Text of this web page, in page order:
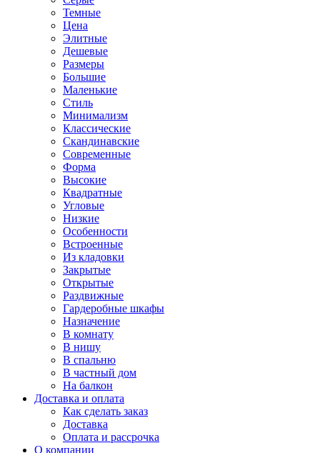
Темные
Цена
Элитные
Дешевые
Размеры
Большие
Маленькие
Стиль
Минимализм
Классические
Скандинавские
Современные
Форма
Высокие
Квадратные
Угловые
Низкие
Особенности
Встроенные
Из кладовки
Закрытые
Открытые
Раздвижные
Гардеробные шкафы
Назначение
В комнату
В нишу
В спальню
В частный дом
На балкон
Доставка и оплата
Как сделать заказ
Доставка
Оплата и рассрочка
О компании